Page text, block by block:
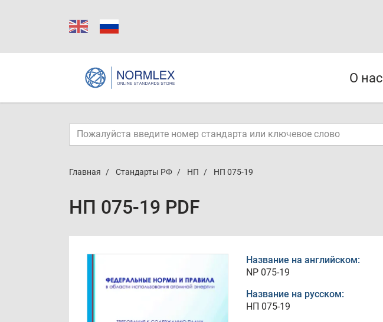
О нас
Главная Стандарты РФ НП НП 075-19
НП 075-19 PDF
Название на английском:
NP 075-19
Название на русском:
НП 075-19